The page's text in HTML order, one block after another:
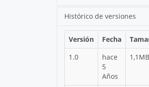
Histórico de versiones
Versión Fecha
1.0
hace
5
Años
1,1MB